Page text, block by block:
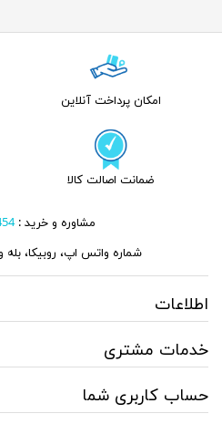
امکان پرداخت آنلاین
ضمانت اصالت کالا
مشاوره و خرید :
شماره واتس اپ، روبیکا، بله و
اطلاعات
خدمات مشتری
حساب کاربری شما